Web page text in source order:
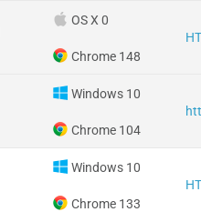
OS X 0
Chrome 148
Windows 10
Chrome 104
Windows 10
Chrome 133